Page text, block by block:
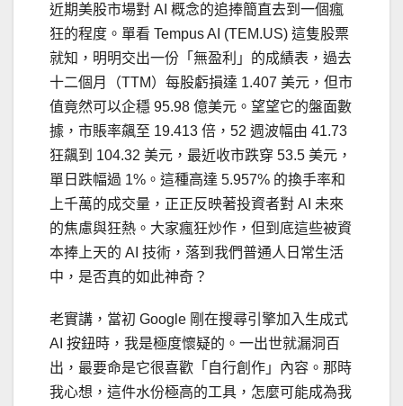
近期美股市場對 AI 概念的追捧簡直去到一個瘋
狂的程度。單看 Tempus AI (TEM.US) 這隻股票
就知，明明交出一份「無盈利」的成績表，過去
十二個月（TTM）每股虧損達 1.407 美元，但市
值竟然可以企穩 95.98 億美元。望望它的盤面數
據，市賬率飆至 19.413 倍，52 週波幅由 41.73
狂飆到 104.32 美元，最近收市跌穿 53.5 美元，
單日跌幅過 1%。這種高達 5.957% 的換手率和
上千萬的成交量，正正反映著投資者對 AI 未來
的焦慮與狂熱。大家瘋狂炒作，但到底這些被資
本捧上天的 AI 技術，落到我們普通人日常生活
中，是否真的如此神奇？
老實講，當初 Google 剛在搜尋引擎加入生成式
AI 按鈕時，我是極度懷疑的。一出世就漏洞百
出，最要命是它很喜歡「自行創作」內容。那時
我心想，這件水份極高的工具，怎麼可能成為我